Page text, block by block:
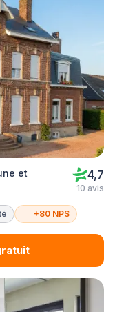
et
4,7
10 avis
+80 NPS